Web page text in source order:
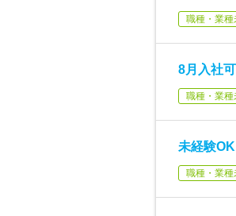
職種・業種
8月入社
職種・業種
未経験
職種・業種